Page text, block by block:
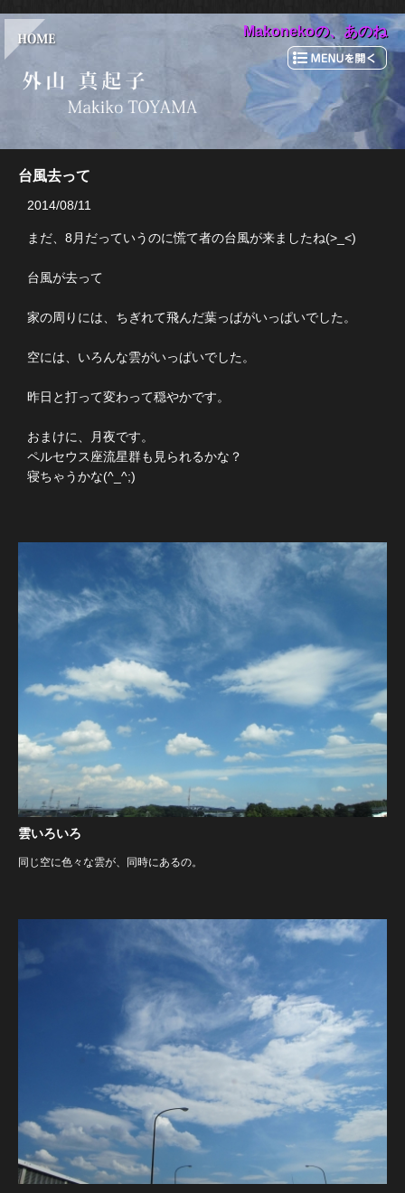
台風去って
2014/08/11
まだ、8月だっていうのに慌て者の台風が来ましたね(>_<)
台風が去って
家の周りには、ちぎれて飛んだ葉っぱがいっぱいでした。
空には、いろんな雲がいっぱいでした。
昨日と打って変わって穏やかです。
おまけに、月夜です。
ペルセウス座流星群も見られるかな？
寝ちゃうかな(^_^;)
雲いろいろ
同じ空に色々な雲が、同時にあるの。
Makonekoの、あのね